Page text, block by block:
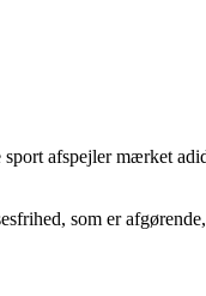
afspejler mærket
som er